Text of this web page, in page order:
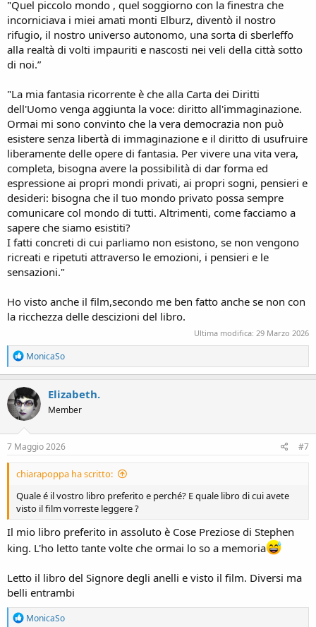
"Quel piccolo mondo , quel soggiorno con la finestra che
incorniciava i miei amati monti Elburz, diventò il nostro
rifugio, il nostro universo autonomo, una sorta di sberleffo
alla realtà di volti impauriti e nascosti nei veli della città sotto
di noi.”
"La mia fantasia ricorrente è che alla Carta dei Diritti
dell'Uomo venga aggiunta la voce: diritto all'immaginazione.
Ormai mi sono convinto che la vera democrazia non può
esistere senza libertà di immaginazione e il diritto di usufruire
liberamente delle opere di fantasia. Per vivere una vita vera,
completa, bisogna avere la possibilità di dar forma ed
espressione ai propri mondi privati, ai propri sogni, pensieri e
desideri: bisogna che il tuo mondo privato possa sempre
comunicare col mondo di tutti. Altrimenti, come facciamo a
sapere che siamo esistiti?
I fatti concreti di cui parliamo non esistono, se non vengono
ricreati e ripetuti attraverso le emozioni, i pensieri e le
sensazioni."
Ho visto anche il film,secondo me ben fatto anche se non con
la ricchezza delle descizioni del libro.
Ultima modifica: 29 Marzo 2026
R
e
a
c
t
i
o
n
s
MonicaSo
Elizabeth.
Member
7 Maggio 2026 #7
chiarapoppa ha scritto:
Quale é il vostro libro preferito e perché? E quale libro di cui avete
visto il film vorreste leggere ?
Il mio libro preferito in assoluto è Cose Preziose di Stephen
king. L'ho letto tante volte che ormai lo so a memoria
Letto il libro del Signore degli anelli e visto il film. Diversi ma
belli entrambi
R
MonicaSo